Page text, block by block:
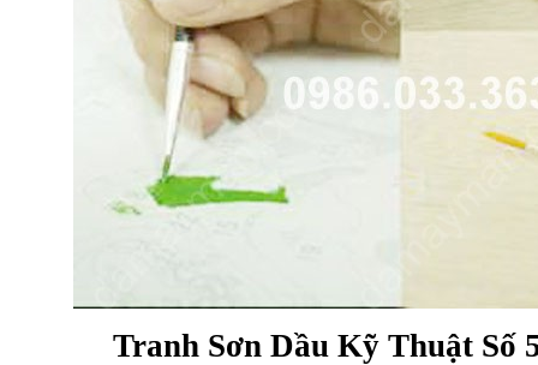
Tranh Sơn Dầu Kỹ Thuật Số